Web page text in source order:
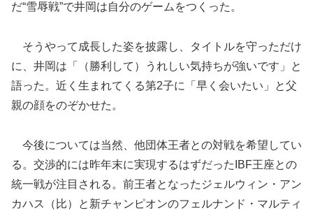
だ“雪辱戦”で井岡は自分のゲームをつくった。
そうやって成長した姿を披露し、タイトルを守っただけ
に、井岡は「（勝利して）うれしい気持ちが強いです」と
語った。近く生まれてくる第2子に「早く会いたい」と父
親の顔をのぞかせた。
今後については当然、他団体王者との対戦を希望してい
る。交渉的には昨年末に実現するはずだったIBF王座との
統一戦が注目される。前王者となったジェルウィン・アン
カハス（比）と新チャンピオンのフェルナンド・マルティ